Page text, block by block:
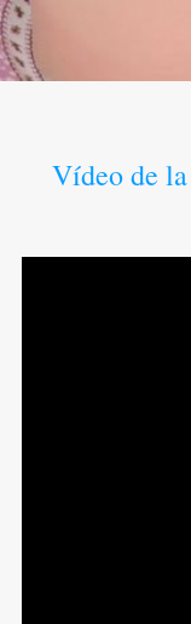
Vídeo de